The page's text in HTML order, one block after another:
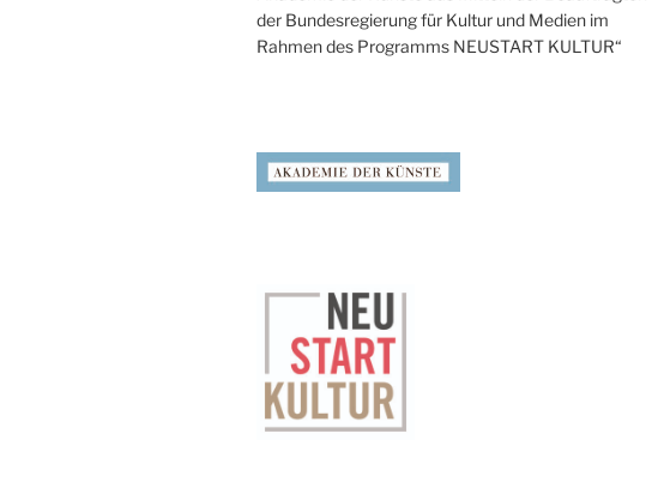
der Bundesregierung für Kultur und Medien im
Rahmen des Programms NEUSTART KULTUR“